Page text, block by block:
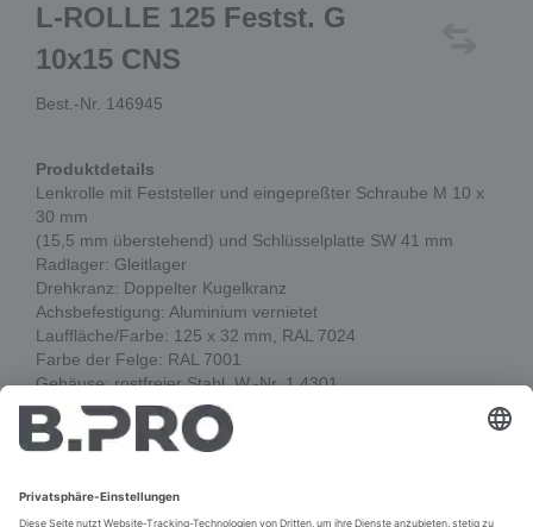
L-ROLLE 125 Festst. G
10x15 CNS
Best.-Nr. 146945
Produktdetails
Lenkrolle mit Feststeller und eingepreßter Schraube M 10 x
30 mm
(15,5 mm überstehend) und Schlüsselplatte SW 41 mm
Radlager: Gleitlager
Drehkranz: Doppelter Kugelkranz
Achsbefestigung: Aluminium vernietet
Lauffläche/Farbe: 125 x 32 mm, RAL 7024
Farbe der Felge: RAL 7001
Gehäuse: rostfreier Stahl, W.-Nr. 1.4301,
Eigenschaften Lauffläche: weiches TPR,
63 Shore, spurlos, Tragkraft: 90 kg